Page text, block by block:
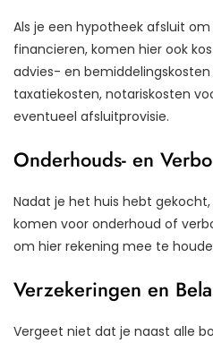
Als je een hypotheek afsluit
financieren, komen hier ook
advies- en
taxatiekosten, notariskosten
eventueel afsluitprovisie.
Onderhouds- en
Nadat je het huis hebt
komen voor onderhoud of
om hier rekening mee te
Verzekeringen en
Vergeet niet dat je naast alle